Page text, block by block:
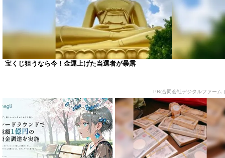
宝くじ狙うなら今！金運上げた当選者が暴露
PR(合同会社デジタルファーム )